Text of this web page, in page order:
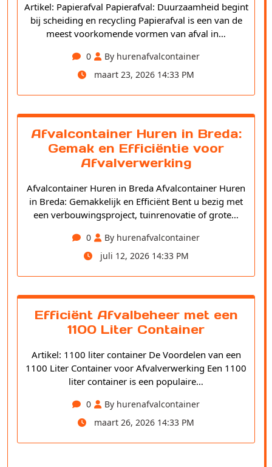
Artikel: Papierafval Papierafval: Duurzaamheid begint
bij scheiding en recycling Papierafval is een van de
meest voorkomende vormen van afval in…
0
By hurenafvalcontainer
maart 23, 2026 14:33 PM
Afvalcontainer Huren in Breda:
Gemak en Efficiëntie voor
Afvalverwerking
Afvalcontainer Huren in Breda Afvalcontainer Huren
in Breda: Gemakkelijk en Efficiënt Bent u bezig met
een verbouwingsproject, tuinrenovatie of grote…
0
By hurenafvalcontainer
juli 12, 2026 14:33 PM
Efficiënt Afvalbeheer met een
1100 Liter Container
Artikel: 1100 liter container De Voordelen van een
1100 Liter Container voor Afvalverwerking Een 1100
liter container is een populaire…
0
By hurenafvalcontainer
maart 26, 2026 14:33 PM